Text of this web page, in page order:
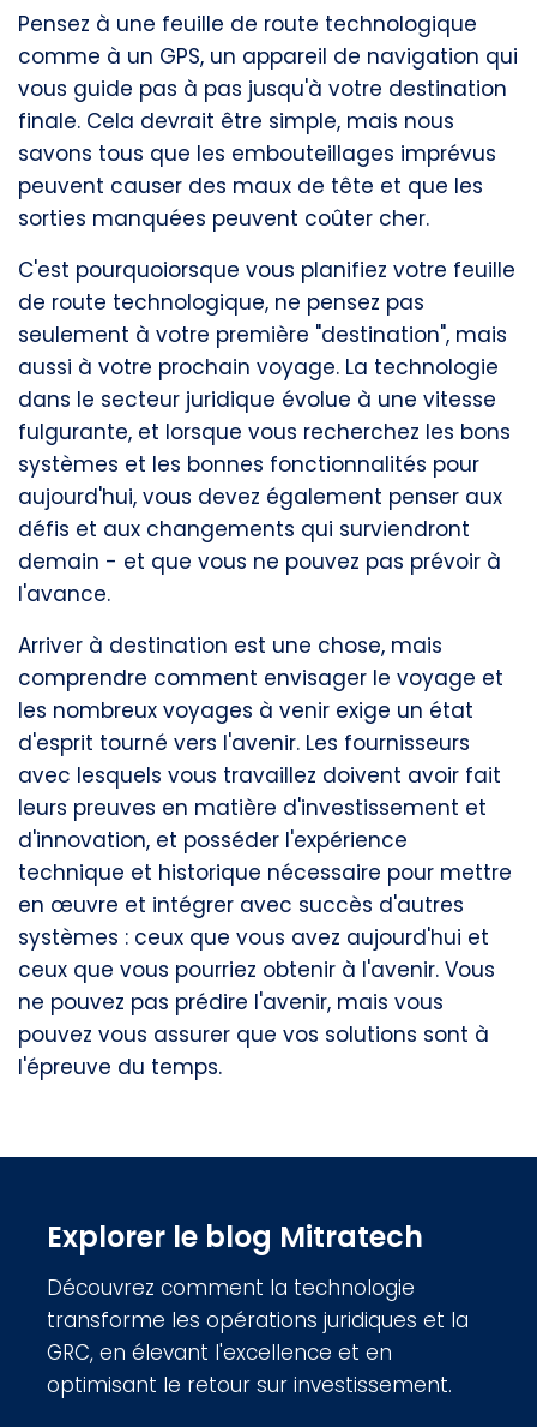
Pensez à une feuille de route technologique
comme à un GPS, un appareil de navigation qui
vous guide pas à pas jusqu'à votre destination
finale. Cela devrait être simple, mais nous
savons tous que les embouteillages imprévus
peuvent causer des maux de tête et que les
sorties manquées peuvent coûter cher.
C'est pourquoiorsque vous planifiez votre feuille
de route technologique, ne pensez pas
seulement à votre première "destination", mais
aussi à votre prochain voyage. La technologie
dans le secteur juridique évolue à une vitesse
fulgurante, et lorsque vous recherchez les bons
systèmes et les bonnes fonctionnalités pour
aujourd'hui, vous devez également penser aux
défis et aux changements qui surviendront
demain - et que vous ne pouvez pas prévoir à
l'avance.
Arriver à destination est une chose, mais
comprendre comment envisager le voyage et
les nombreux voyages à venir exige un état
d'esprit tourné vers l'avenir. Les fournisseurs
avec lesquels vous travaillez doivent avoir fait
leurs preuves en matière d'investissement et
d'innovation, et posséder l'expérience
technique et historique nécessaire pour mettre
en œuvre et intégrer avec succès d'autres
systèmes : ceux que vous avez aujourd'hui et
ceux que vous pourriez obtenir à l'avenir. Vous
ne pouvez pas prédire l'avenir, mais vous
pouvez vous assurer que vos solutions sont à
l'épreuve du temps.
Explorer le blog Mitratech
Découvrez comment la technologie
transforme les opérations juridiques et la
GRC, en élevant l'excellence et en
optimisant le retour sur investissement.